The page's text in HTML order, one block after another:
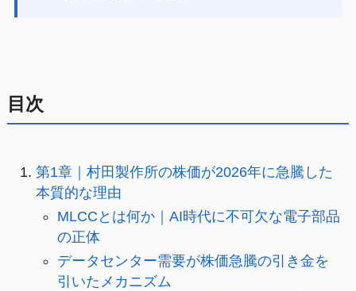
目次
第1章｜村田製作所の株価が2026年に急騰した
本質的な理由
MLCCとは何か｜AI時代に不可欠な電子部品
の正体
データセンター需要が株価急騰の引き金を
引いたメカニズム